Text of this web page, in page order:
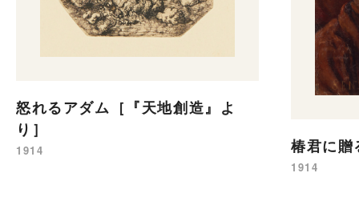
怒れるアダム［『天地創造』よ
り］
1914 椿君に贈
1914